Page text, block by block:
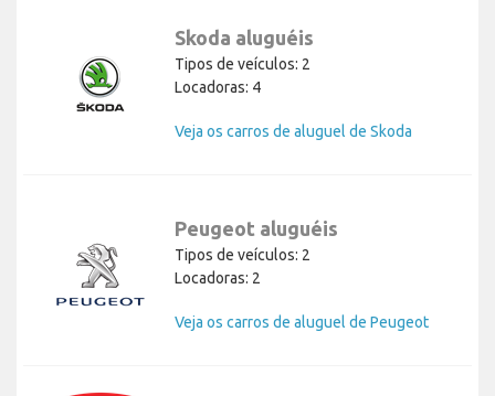
Skoda aluguéis
Tipos de veículos: 2
Locadoras: 4
Veja os carros de aluguel de Skoda
Peugeot aluguéis
Tipos de veículos: 2
Locadoras: 2
Veja os carros de aluguel de Peugeot